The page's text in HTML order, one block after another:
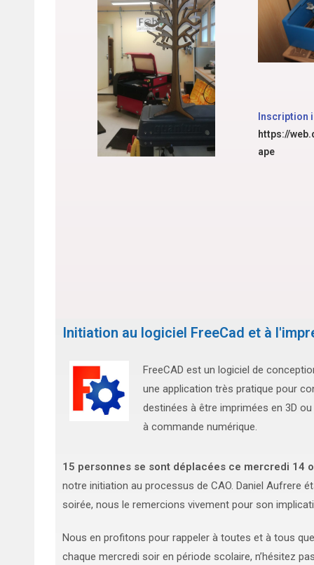
Inscription
https://
ape
Initiation au logiciel FreeCad et à
FreeCAD est un logiciel de
une application très pratique pour
destinées à être imprimées en 3D
à commande numérique.
15 personnes se sont déplacées ce mercredi 14
notre initiation au processus de CAO. Daniel Aufrere
soirée, nous le remercions vivement pour son
Nous en profitons pour rappeler à toutes et à tous
chaque mercredi soir en période scolaire, n’hésitez